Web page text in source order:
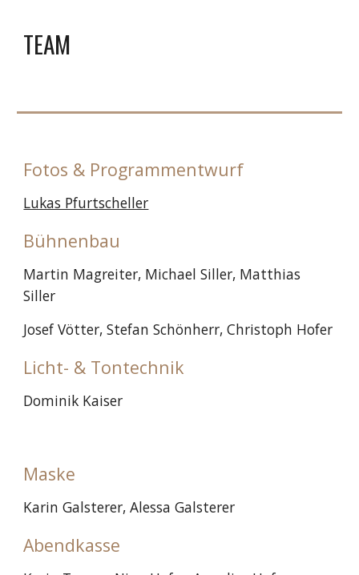
TEAM
Fotos & Programmentwurf
Lukas Pfurtscheller
Bühnenbau
Martin Magreiter, Michael Siller, Matthias
Siller
Josef Vötter, Stefan Schönherr, Christoph Hofer
Licht- & Tontechnik
Dominik Kaiser
Maske
Karin Galsterer, Alessa Galsterer
Abendkasse